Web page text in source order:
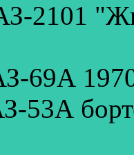
2101
69А
53А